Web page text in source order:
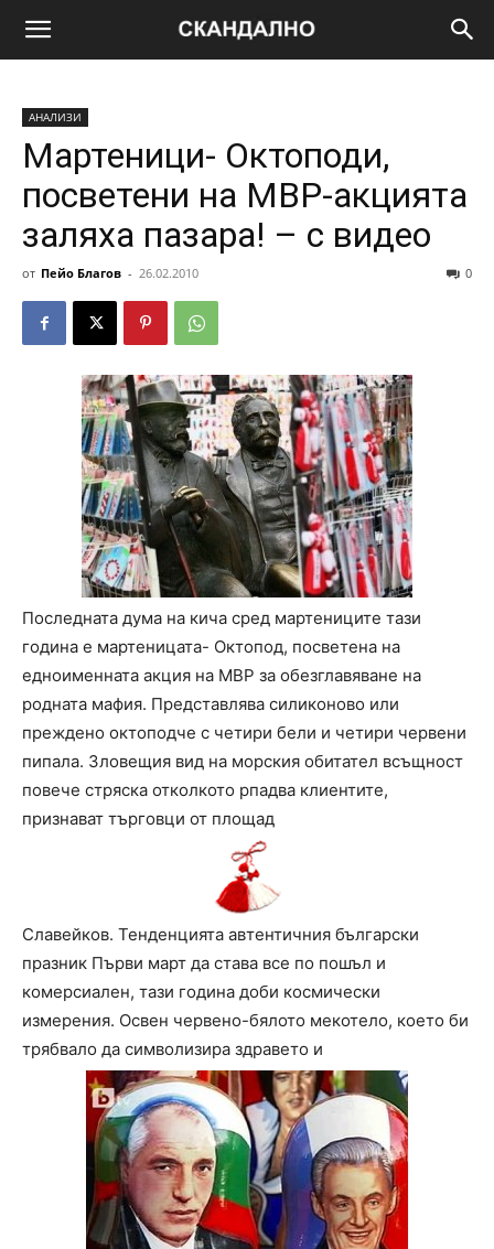
АНАЛИЗИ
Мартеници- Октоподи,
посветени на МВР-акцията
заляха пазара! – с видео
от Пейо Благов - 26.02.2010 0
Последната дума на кича сред мартениците тази
година е мартеницата- Октопод, посветена на
едноименната акция на МВР за обезглавяване на
родната мафия. Представлява силиконово или
преждено октоподче с четири бели и четири червени
пипала. Зловещия вид на морския обитател всъщност
повече стряска отколкото рпадва клиентите,
признават търговци от площад
Славейков. Тенденцията автентичния български
празник Първи март да става все по пошъл и
комерсиален, тази година доби космически
измерения. Освен червено-бялото мекотело, което би
трябвало да символизира здравето и